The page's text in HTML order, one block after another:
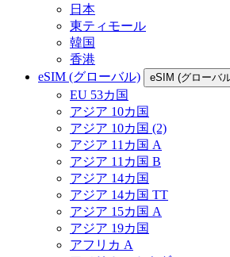
日本
東ティモール
韓国
香港
eSIM (グローバル)
eSIM (グローバ
EU 53カ国
アジア 10カ国
アジア 10カ国 (2)
アジア 11カ国 A
アジア 11カ国 B
アジア 14カ国
アジア 14カ国 TT
アジア 15カ国 A
アジア 19カ国
アフリカ A